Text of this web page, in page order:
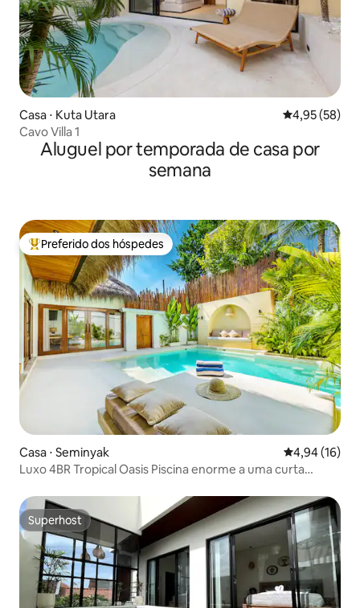
Casa ⋅ Kuta Utara 4,95 de uma
4,95 (58)
Cavo Villa 1
Aluguel por temporada de casa por
semana
Entre os melhores preferidos dos hóspedes
Preferido dos hóspedes
Casa ⋅ Seminyak 4,94 de uma
4,94 (16)
Luxo 4BR Tropical Oasis Piscina enorme a uma curta
Superhost
Superhost